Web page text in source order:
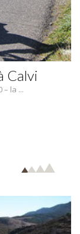
Calvi
la ...